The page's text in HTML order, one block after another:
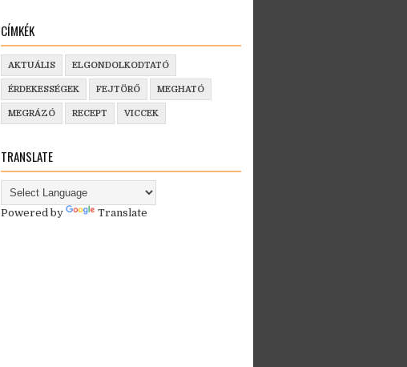
CÍMKÉK
AKTUÁLIS ELGONDOLKODTATÓ
ÉRDEKESSÉGEK FEJTÖRŐ MEGHATÓ
MEGRÁZÓ RECEPT VICCEK
TRANSLATE
Powered by Translate